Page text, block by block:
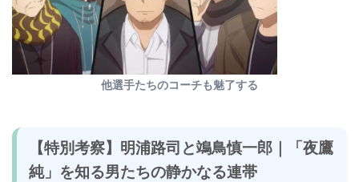
他選手たちのコーチも魅了する
【特別考察】明浦路司と鴗鳥慎一郎｜「夜鷹
純」を知る男たちの静かなる連帯